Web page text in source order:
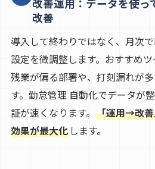
改善運用：データを使っ
改善
導入して終わりではなく、月次
設定を微調整します。おすすめツ
残業が偏る部署や、打刻漏れが
す。勤怠管理 自動化でデータが
証が速くなります。 「運用→改善
効果が最大化します。